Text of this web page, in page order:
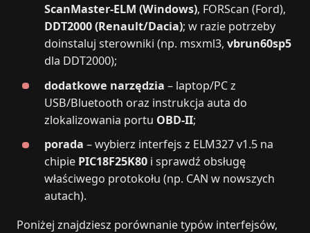
ScanMaster‑ELM (Windows), FORScan (Ford),
DDT2000 (Renault/Dacia); w razie potrzeby
doinstaluj sterowniki (np. msxml3,vbrun60sp5
dla DDT2000);
dodatkowe narzędzia – laptop/PC z
USB/Bluetooth oraz instrukcja auta do
zlokalizowania portu OBD‑II;
porada – wybierz interfejs z ELM327 v1.5 na
chipie PIC18F25K80 i sprawdź obsługę
właściwego protokołu (np. CAN w nowszych
autach).
Poniżej znajdziesz porównanie typów interfejsów,